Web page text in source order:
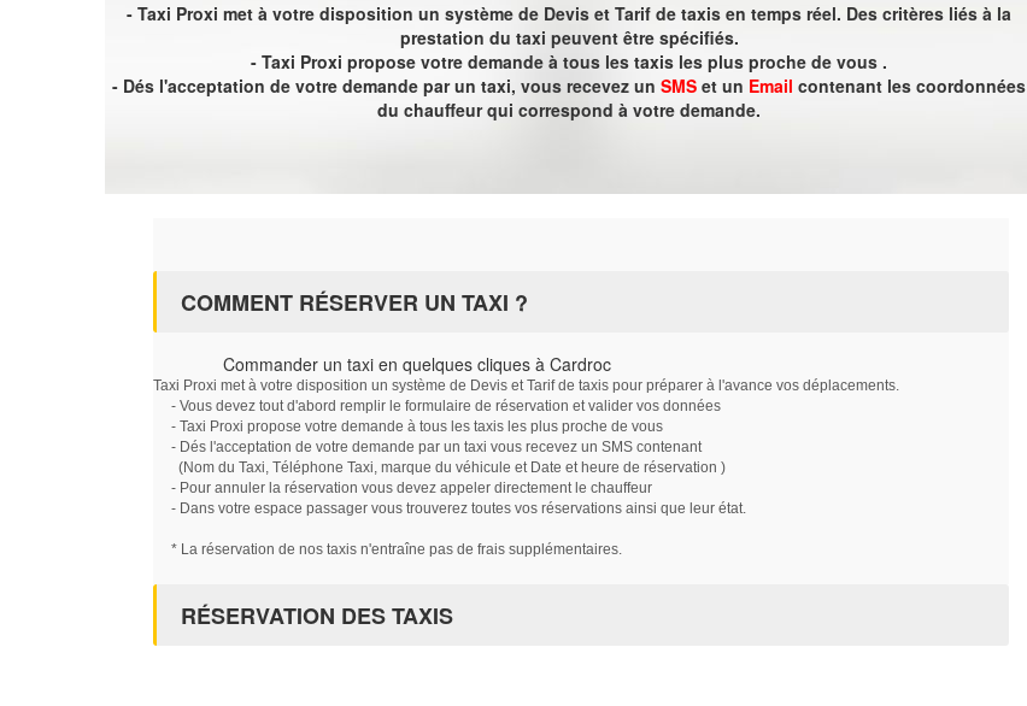
- Taxi Proxi met à votre disposition un système de Devis et Tarif de taxis en temps réel. Des critères liés à la
prestation du taxi peuvent être spécifiés.
- Taxi Proxi propose votre demande à tous les taxis les plus proche de vous .
- Dés l'acceptation de votre demande par un taxi, vous recevez un SMS et un Email contenant les coordonnées
du chauffeur qui correspond à votre demande.
COMMENT RÉSERVER UN TAXI ?
Commander un taxi en quelques cliques à Cardroc
Taxi Proxi met à votre disposition un système de Devis et Tarif de taxis pour préparer à l'avance vos déplacements.
- Vous devez tout d'abord remplir le formulaire de réservation et valider vos données
- Taxi Proxi propose votre demande à tous les taxis les plus proche de vous
- Dés l'acceptation de votre demande par un taxi vous recevez un SMS contenant
(Nom du Taxi, Téléphone Taxi, marque du véhicule et Date et heure de réservation )
- Pour annuler la réservation vous devez appeler directement le chauffeur
- Dans votre espace passager vous trouverez toutes vos réservations ainsi que leur état.
* La réservation de nos taxis n'entraîne pas de frais supplémentaires.
RÉSERVATION DES TAXIS